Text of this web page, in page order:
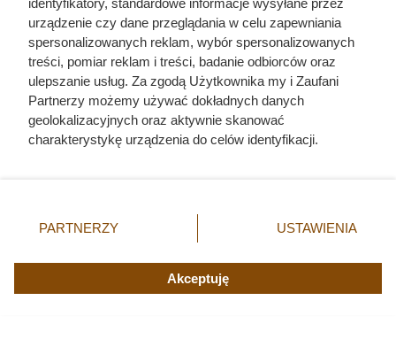
identyfikatory, standardowe informacje wysyłane przez
urządzenie czy dane przeglądania w celu zapewniania
spersonalizowanych reklam, wybór spersonalizowanych
treści, pomiar reklam i treści, badanie odbiorców oraz
ulepszanie usług. Za zgodą Użytkownika my i Zaufani
Partnerzy możemy używać dokładnych danych
geolokalizacyjnych oraz aktywnie skanować
charakterystykę urządzenia do celów identyfikacji.
zmienić/wycofać klikając przycisk ustawień prywatności
znajdujący się w lewym dolnym rogu strony. Niektóre
użytkownika, ale masz prawo sprzeciwić się takiemu
przetwarzaniu. Preferencje będą miały zastosowania tylko
PARTNERZY USTAWIENIA
Akceptuję